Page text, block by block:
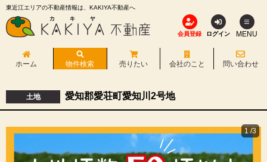
東近江エリアの不動産情報は、KAKIYA不動産へ
会員登録 ログイン MENU
ホーム 物件検索 売りたい 会社のこと 問い合わせ
土地 愛知郡愛荘町愛知川2号地
1 /3